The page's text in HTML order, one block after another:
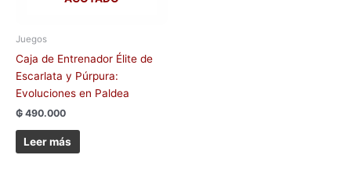
Juegos
Caja de Entrenador Élite de
Escarlata y Púrpura:
Evoluciones en Paldea
₲ 490.000
Leer más